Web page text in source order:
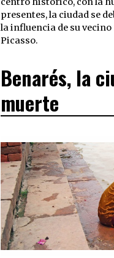
presentes, la ciudad se
la influencia de su
Picasso.
Benarés, la
muerte